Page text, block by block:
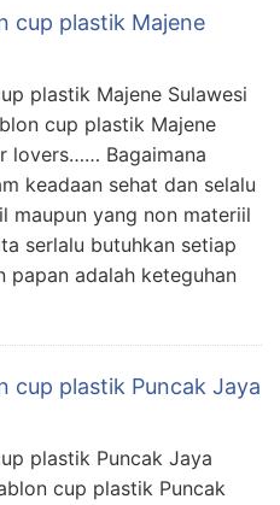
cup plastik Majene
plastik Majene Sulawesi
cup plastik Majene
lovers…… Bagaimana
keadaan sehat dan selalu
maupun yang non materiil
serlalu butuhkan setiap
papan adalah keteguhan
cup plastik Puncak Jaya
plastik Puncak Jaya
cup plastik Puncak